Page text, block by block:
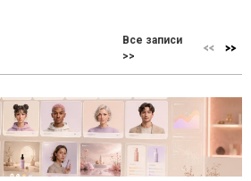
Все записи
>>